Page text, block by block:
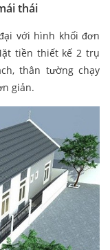
thái
với hình khối đơn
tiền thiết kế 2 trụ
thân tường chạy
giản.